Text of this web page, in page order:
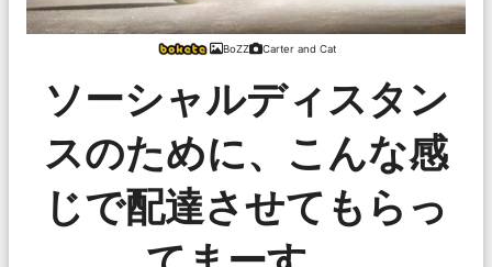
BoZZ Carter and Cat
ソーシャルディスタン
スのために、こんな感
じで配達させてもらっ